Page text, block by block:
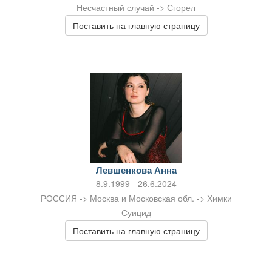
Несчастный случай -> Сгорел
Поставить на главную страницу
Левшенкова Анна
8.9.1999 - 26.6.2024
РОССИЯ -> Москва и Московская обл. -> Химки
Суицид
Поставить на главную страницу